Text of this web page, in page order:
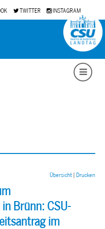
TWITTER INSTAGRAM
Übersicht Drucken
Brünn: CSU-
im